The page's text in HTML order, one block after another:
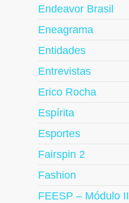
Endeavor Brasil
Eneagrama
Entidades
Entrevistas
Erico Rocha
Espírita
Esportes
Fairspin 2
Fashion
FEESP – Módulo II